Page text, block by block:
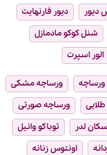
دیور
دیور فارنهایت
شنل کوکو مادمازل
الور اسپرت
ورساچه مشکی
ورساچه صورتی
لدر
توباکو وانیل
اونتوس زنانه